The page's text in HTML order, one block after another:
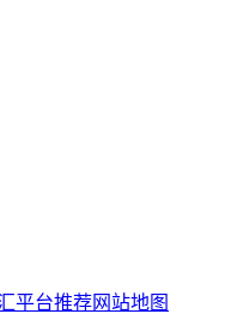
平台推荐网站地图